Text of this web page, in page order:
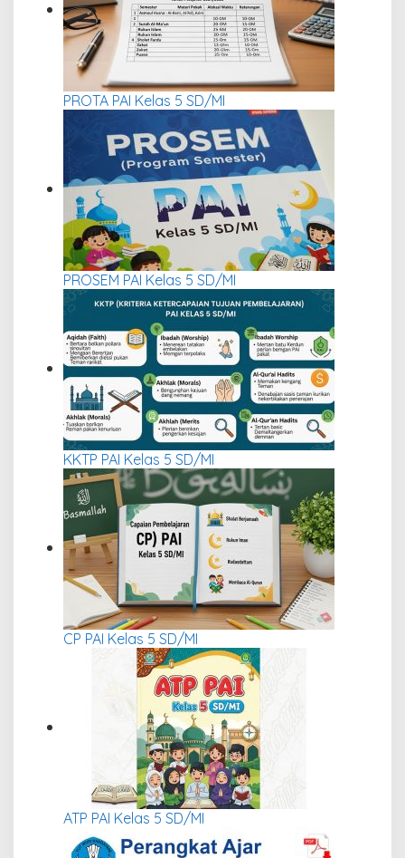
PROTA PAI Kelas 5 SD/MI
PROSEM PAI Kelas 5 SD/MI
KKTP PAI Kelas 5 SD/MI
CP PAI Kelas 5 SD/MI
ATP PAI Kelas 5 SD/MI